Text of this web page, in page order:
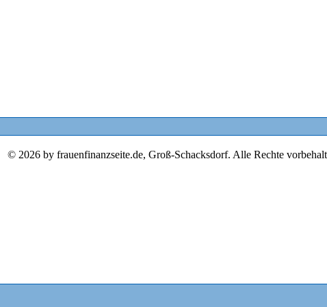
© 2026 by frauenfinanzseite.de, Groß-Schacksdorf. Alle Rechte